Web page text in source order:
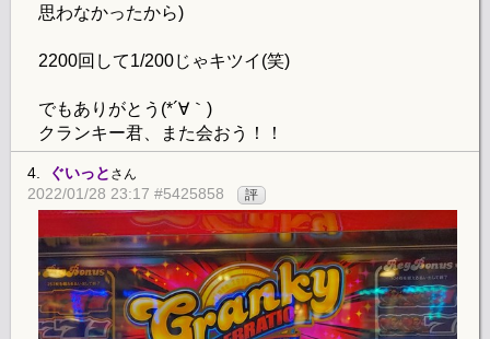
思わなかったから)
2200回して1/200じゃキツイ(笑)
でもありがとう(*´∀｀)
クランキー君、また会おう！！
4. ぐいっと さん
2022/01/28 23:17 #5425858 評